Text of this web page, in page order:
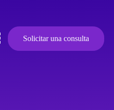
Solicitar una consulta